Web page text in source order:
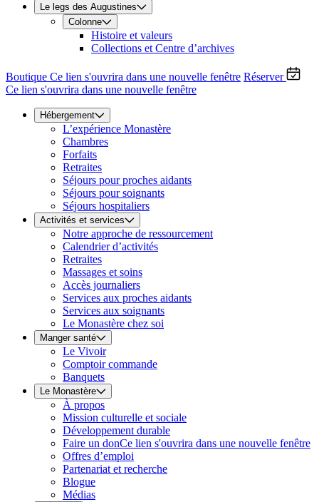
Le legs des Augustines
Colonne
Histoire et valeurs
Collections et Centre d’archives
Boutique Ce lien s'ouvrira dans une nouvelle fenêtre Réserver
Ce lien s'ouvrira dans une nouvelle fenêtre
Hébergement
L’expérience Monastère
Chambres
Forfaits
Retraites
Séjours pour proches aidants
Séjours pour soignants
Séjours hospitaliers
Activités et services
Notre approche de ressourcement
Calendrier d’activités
Retraites
Massages et soins
Accès journaliers
Services aux proches aidants
Services aux soignants
Le Monastère chez soi
Manger santé
Le Vivoir
Comptoir commande
Banquets
Le Monastère
À propos
Mission culturelle et sociale
Développement durable
Faire un donCe lien s'ouvrira dans une nouvelle fenêtre
Offres d’emploi
Partenariat et recherche
Blogue
Médias